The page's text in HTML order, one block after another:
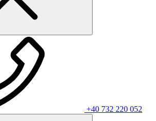
+40 732 220 052